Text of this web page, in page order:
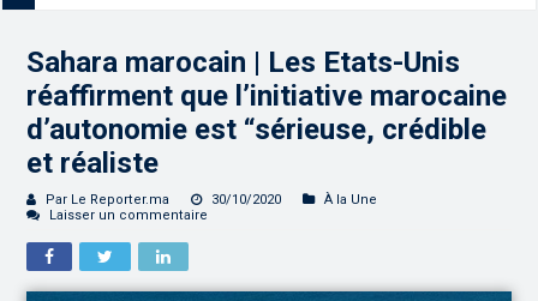
Sahara marocain | Les Etats-Unis
réaffirment que l’initiative marocaine
d’autonomie est “sérieuse, crédible
et réaliste
Par Le Reporter.ma 30/10/2020
À la Une
Laisser un commentaire